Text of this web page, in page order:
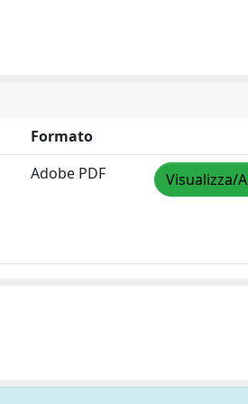
Formato
Adobe PDF Visualizza/